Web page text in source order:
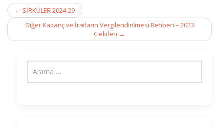
Post
navigation
← SİRKÜLER 2024-29
Diğer Kazanç ve İratların Vergilendirilmesi Rehberi – 2023
Gelirleri →